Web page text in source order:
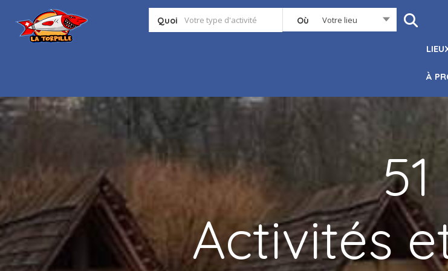
Quoi Où Votre lieu
À
51
Activités